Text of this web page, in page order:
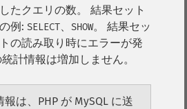
たクエリの数。 結果セット
例: SELECT、 SHOW。 結果セッ
の読み取り時にエラーが発
計情報は増加しません。
報は、PHP が MySQL に送